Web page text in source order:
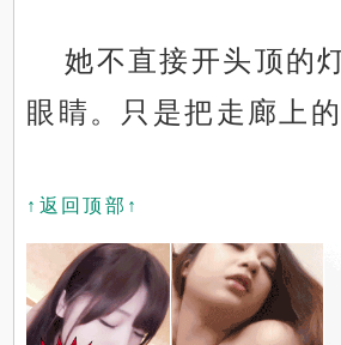
她不直接开头顶的
眼睛。只是把走廊上
↑返回顶部↑